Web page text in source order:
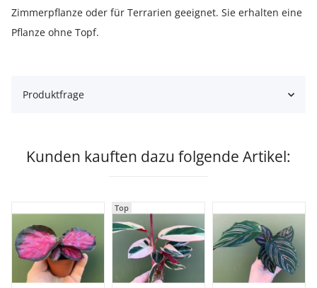
Zimmerpflanze oder für Terrarien geeignet. Sie erhalten eine
Pflanze ohne Topf.
Produktfrage
Kunden kauften dazu folgende Artikel:
Top